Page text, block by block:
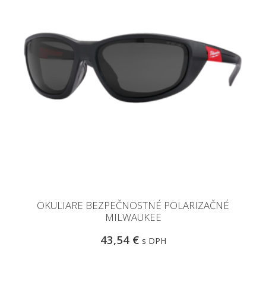
OKULIARE BEZPEČNOSTNÉ POLARIZAČNÉ
MILWAUKEE
43,54 € s DPH